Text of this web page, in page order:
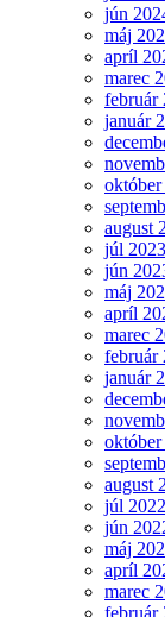
jún
máj
apríl
marec
február
január
august
júl 2023
jún
máj
apríl
marec
február
január
október
august
júl 2022
jún
máj
apríl
marec